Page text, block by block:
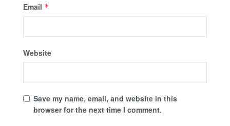
Email *
Website
Save my name, email, and website in this
browser for the next time I comment.